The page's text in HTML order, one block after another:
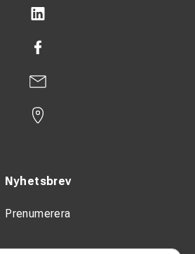
Nyhetsbrev
Prenumerera